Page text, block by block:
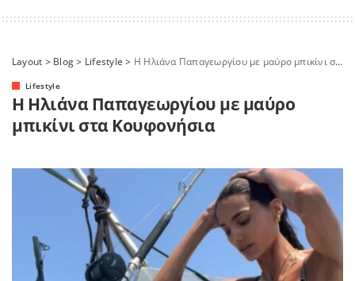
Layout > Blog> Lifestyle > Η Ηλιάνα Παπαγεωργίου με μαύρο μπικίνι στα Κουφονήσια
Lifestyle
Η Ηλιάνα Παπαγεωργίου με μαύρο
μπικίνι στα Κουφονήσια